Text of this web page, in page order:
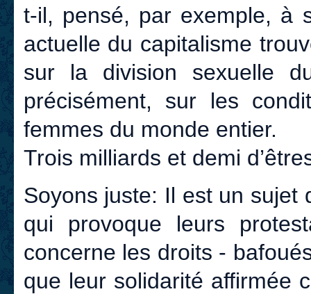
t-il, pensé, par exemple, à
actuelle du capitalisme
sur la division sexuelle
précisément, sur les
femmes du monde entier.
Trois milliards et demi
Soyons juste: Il est un sujet
qui provoque leurs
concerne les droits -
que leur solidarité affirmée